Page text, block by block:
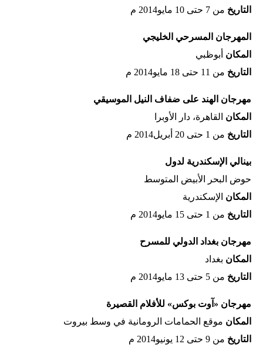
التاريخ‭
المهرجان المسرحي الخليجي
المكان‭
التاريخ‭
مهرجان الهند على ضفاف النيل الموسيقي
المكان‭
التاريخ‭
بينالي الإسكندرية لدول
حوض البحر الأبيض المتوسط
المكان‭
التاريخ‭
مهرجان بغداد الدولي للمسرح
المكان‭
التاريخ‭
مهرجان «آوت بوكس» للأفلام القصيرة
المكان‭
التاريخ‭